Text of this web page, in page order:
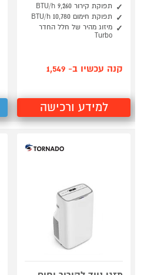
תפוקת קירור 9,260 BTU/h
תפוקת חימום 10,780 BTU/h
מיזוג מהיר של חלל החדר
Turbo
קנה עכשיו ב- 1,549
למידע ורכישה